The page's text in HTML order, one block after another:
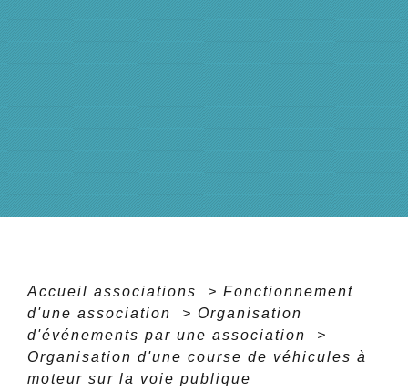
Accueil associations > Fonctionnement
d'une association
> Organisation
d'événements par une association
>
Organisation d'une course de véhicules à
moteur sur la voie publique